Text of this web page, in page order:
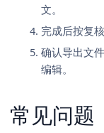
文。
完成后按复
确认导出文
编辑。
常见问题